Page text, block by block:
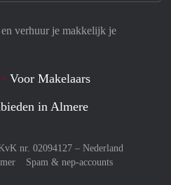
verhuur je makkelijk je
Voor Makelaars
in Almere
nr. 02094127 – Nederland
Spam & nep-accounts